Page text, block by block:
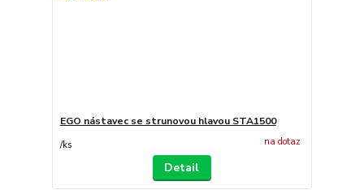
EGO nástavec se strunovou hlavou STA1500
/ks na dotaz
Detail